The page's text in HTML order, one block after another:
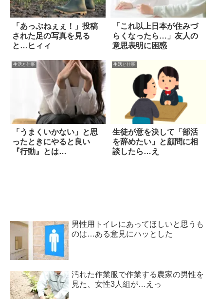
「あっぶねぇぇ！」投稿
された足の写真を見る
と…ヒィィ
「これ以上日本が住みづ
らくなったら…」友人の
意思表明に困惑
生活と仕事
「うまくいかない」と思
ったときにやると良い
『行動』とは…
生活と仕事
生徒が意を決して「部活
を辞めたい」と顧問に相
談したら…え
男性用トイレにあってほしいと思うも
のは…ある意見にハッとした
汚れた作業服で作業する農家の男性を
見た、女性3人組が…えっ